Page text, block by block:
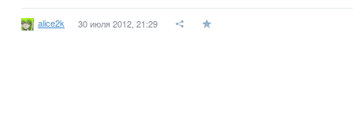
alice2k 30 июля 2012, 21:29